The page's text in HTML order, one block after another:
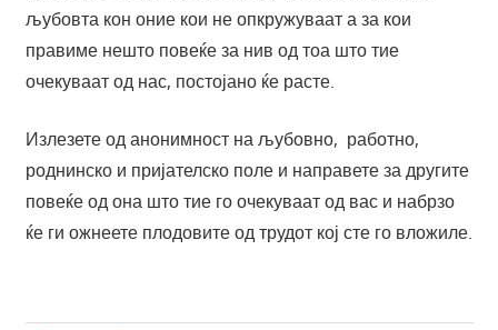
љубовта кон оние кои не опкружуваат а за кои
правиме нешто повеќе за нив од тоа што тие
очекуваат од нас, постојано ќе расте.
Излезете од анонимност на љубовно, работно,
роднинско и пријателско поле и направете за другите
повеќе од она што тие го очекуваат од вас и набрзо
ќе ги ожнеете плодовите од трудот кој сте го вложиле.